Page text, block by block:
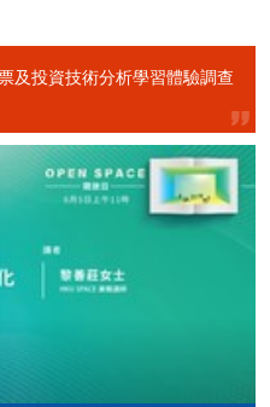
心或以郵遞方式連同學
可能需要其他資料，報名
程負責人索取。填妥申請
費以及所需證明文件親
及投資技術分析學習體驗調查